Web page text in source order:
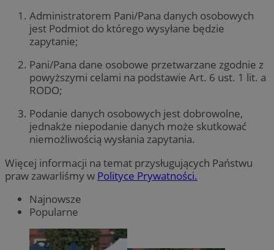
Administratorem Pani/Pana danych osobowych
jest Podmiot do którego wysyłane będzie
zapytanie;
Pani/Pana dane osobowe przetwarzane zgodnie z
powyższymi celami na podstawie Art. 6 ust. 1 lit. a
RODO;
Podanie danych osobowych jest dobrowolne,
jednakże niepodanie danych może skutkować
niemożliwością wysłania zapytania.
Więcej informacji na temat przysługujących Państwu
praw zawarliśmy w Polityce Prywatności.
Najnowsze
Popularne